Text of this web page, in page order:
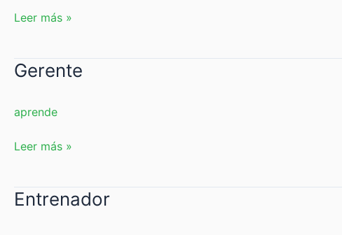
Leer más »
Gerente
aprende
Gerente
Leer más »
Entrenador
Entrenador